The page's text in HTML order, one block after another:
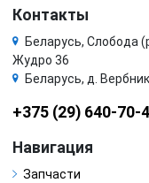
Контакты
Беларусь, Слобода
Жудро 36
Беларусь, д.
+375 (29) 640-70-
Навигация
Запчасти